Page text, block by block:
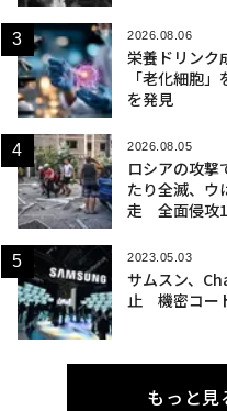
2026.08.06
栄養ドリンク
「老化細胞
を発見
2026.08.05
ロシアの攻撃
たり全滅、ウ
走 全面侵攻
2023.05.03
サムスン、
止 機密コー
もっと見